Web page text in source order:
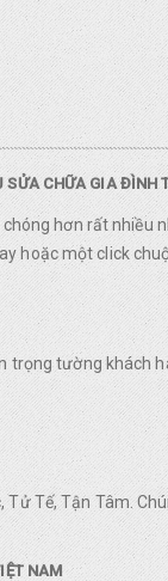
CHỮA GIA ĐÌNH
hơn rất
hoặc một click
trọng tường
Tế, Tận Tâm.
NAM